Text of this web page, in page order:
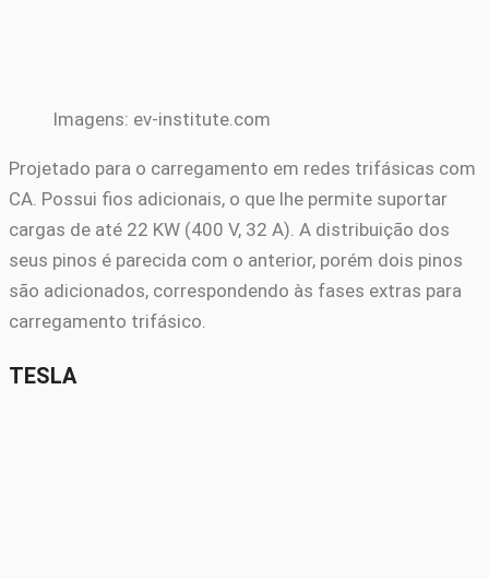
Imagens: ev-institute.com
Projetado para o carregamento em redes trifásicas com
CA. Possui fios adicionais, o que lhe permite suportar
cargas de até 22 KW (400 V, 32 A). A distribuição dos
seus pinos é parecida com o anterior, porém dois pinos
são adicionados, correspondendo às fases extras para
carregamento trifásico.
TESLA